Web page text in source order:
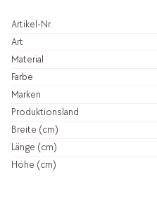
Artikel-Nr.
Art
Material
Farbe
Marken
Produktionsland
Breite (cm)
Länge (cm)
Höhe (cm)